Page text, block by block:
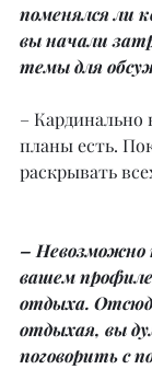
поменялся
вы начали
темы для
– Кардинально
планы есть.
раскрывать
– Невозможно
вашем
отдыха.
отдыхая, вы
поговорить с